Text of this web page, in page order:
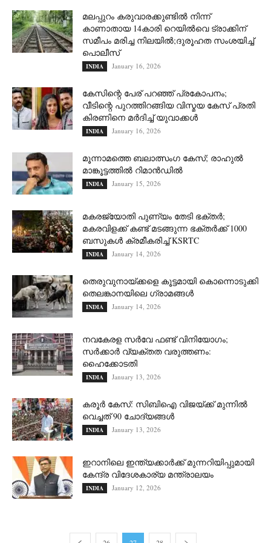
മലപ്പുറം കരുവാരക്കുണ്ടിൽ നിന്ന്
കാണാതായ 14കാരി റെയിൽവെ ട്രാക്കിന്
സമീപം മരിച്ച നിലയിൽ;ദുരൂഹത സംശയിച്ച്
പൊലീസ്
INDIA January 16, 2026
കേസിന്റെ പേര് പറഞ്ഞ് പ്രകോപനം;
വീടിന്റെ പുറത്തിറങ്ങിയ വിസ്മയ കേസ് പ്രതി
കിരണിനെ മർദിച്ച് യുവാക്കൾ
INDIA January 16, 2026
മൂന്നാമത്തെ ബലാത്സംഗ കേസ്; രാഹുല്‍
മാങ്കൂട്ടത്തില്‍ റിമാന്‍ഡില്‍
INDIA January 15, 2026
മകരജ്യോതി പുണ്യം തേടി ഭക്തർ;
മകരവിളക്ക് കണ്ട് മടങ്ങുന്ന ഭക്തർക്ക് 1000
ബസുകൾ ക്രമീകരിച്ച് KSRTC
INDIA January 14, 2026
തെരുവുനായ്ക്കളെ കൂട്ടമായി കൊന്നൊടുക്കി
തെലങ്കാനയിലെ ഗ്രാമങ്ങള്‍
INDIA January 14, 2026
നവകേരള സർവേ ഫണ്ട് വിനിയോഗം;
സർക്കാർ വ്യക്തത വരുത്തണം:
ഹൈക്കോടതി
INDIA January 13, 2026
കരൂര്‍ കേസ്: സിബിഐ വിജയ്ക്ക് മുന്നിൽ
വെച്ചത് 90 ചോദ്യങ്ങൾ
INDIA January 13, 2026
ഇറാനിലെ ഇന്ത്യക്കാർക്ക് മുന്നറിയിപ്പുമായി
കേന്ദ്ര വിദേശകാര്യ മന്ത്രാലയം
INDIA January 12, 2026